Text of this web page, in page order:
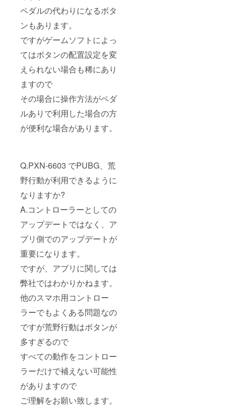
ペダルの代わりになるボタ
ンもあります。
ですがゲームソフトによっ
てはボタンの配置設定を変
えられない場合も稀にあり
ますので
その場合に操作方法がペダ
ルありで利用した場合の方
が便利な場合があります。
Q.PXN-6603 でPUBG、荒
野行動が利用できるように
なりますか?
A.コントローラーとしての
アップデートではなく、ア
プリ側でのアップデートが
重要になります。
ですが、アプリに関しては
弊社ではわかりかねます。
他のスマホ用コントロー
ラーでもよくある問題なの
ですが荒野行動はボタンが
多すぎるので
すべての動作をコントロー
ラーだけで補えない可能性
がありますので
ご理解をお願い致します。